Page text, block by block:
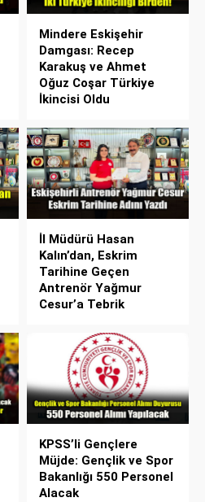
Mindere Eskişehir
Damgası: Recep
Karakuş ve Ahmet
Oğuz Coşar Türkiye
İkincisi Oldu
İl Müdürü Hasan
Kalın’dan, Eskrim
Tarihine Geçen
Antrenör Yağmur
Cesur’a Tebrik
KPSS’li Gençlere
Müjde: Gençlik ve Spor
Bakanlığı 550 Personel
Alacak